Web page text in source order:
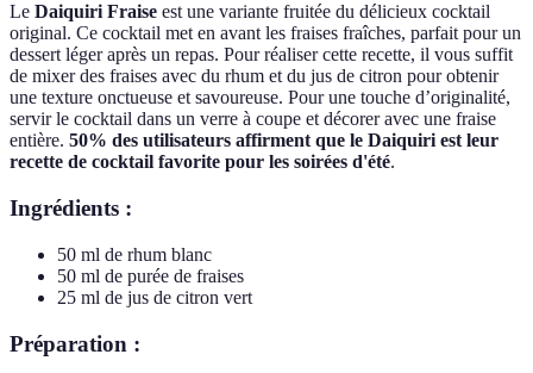
Le Daiquiri Fraise est une variante fruitée du délicieux cocktail
original. Ce cocktail met en avant les fraises fraîches, parfait pour un
dessert léger après un repas. Pour réaliser cette recette, il vous suffit
de mixer des fraises avec du rhum et du jus de citron pour obtenir
une texture onctueuse et savoureuse. Pour une touche d’originalité,
servir le cocktail dans un verre à coupe et décorer avec une fraise
entière. 50% des utilisateurs affirment que le Daiquiri est leur
recette de cocktail favorite pour les soirées d'été.
Ingrédients :
50 ml de rhum blanc
50 ml de purée de fraises
25 ml de jus de citron vert
Préparation :